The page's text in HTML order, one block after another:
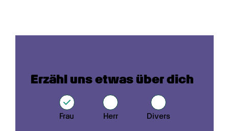
Erzähl uns etwas über dich
Frau Herr Divers